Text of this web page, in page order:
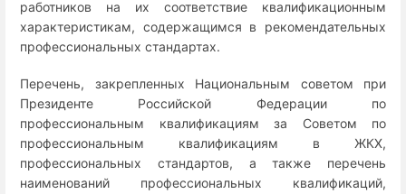
работников на их соответствие квалификационным
характеристикам, содержащимся в рекомендательных
профессиональных стандартах.
Перечень, закрепленных Национальным советом при
Президенте Российской Федерации по
профессиональным квалификациям за Советом по
профессиональным квалификациям в ЖКХ,
профессиональных стандартов, а также перечень
наименований профессиональных квалификаций,